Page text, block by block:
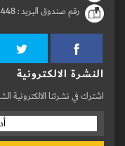
رقم صندوق البريد :
النشرة الالكترونية
اشترك في نشرتنا الالكترونية